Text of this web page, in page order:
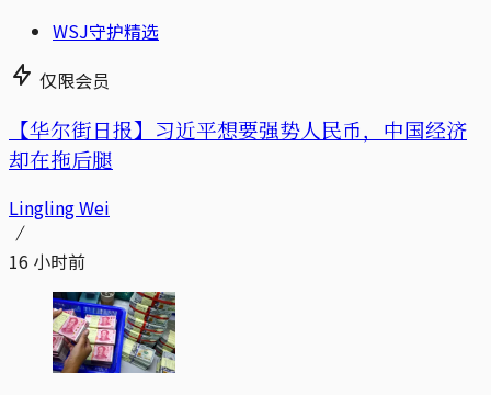
WSJ守护精选
仅限会员
【华尔街日报】习近平想要强势人民币，中国经济
却在拖后腿
Lingling Wei
16 小时前